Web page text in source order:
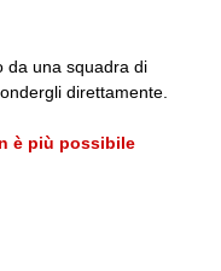
da una squadra di
direttamente.
è più possibile